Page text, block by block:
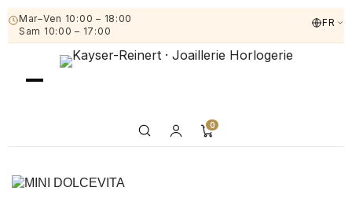
Mar–Ven 10:00 – 18:00
Sam 10:00 – 17:00
FR
0